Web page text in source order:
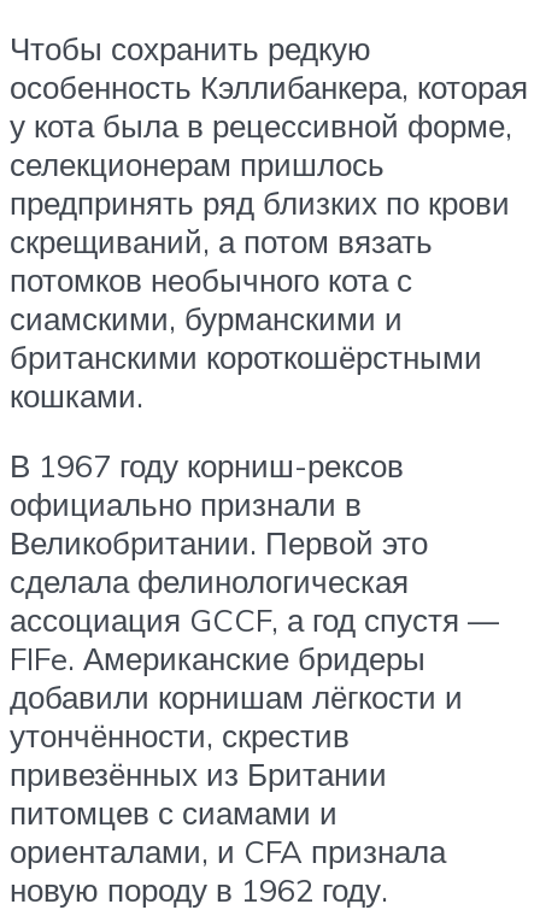
Чтобы сохранить редкую
особенность Кэллибанкера, которая
у кота была в рецессивной форме,
селекционерам пришлось
предпринять ряд близких по крови
скрещиваний, а потом вязать
потомков необычного кота с
сиамскими, бурманскими и
британскими короткошёрстными
кошками.
В 1967 году корниш-рексов
официально признали в
Великобритании. Первой это
сделала фелинологическая
ассоциация GCCF, а год спустя —
FIFe. Американские бридеры
добавили корнишам лёгкости и
утончённости, скрестив
привезённых из Британии
питомцев с сиамами и
ориенталами, и CFA признала
новую породу в 1962 году.